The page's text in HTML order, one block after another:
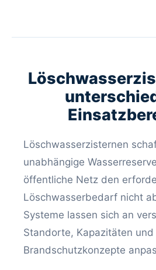
Löschwasserzisternen
unabhängige
öffentliche Netz den
Löschwasserbedarf nicht
Systeme lassen sich an
Standorte, Kapazitäten und
Brandschutzkonzepte